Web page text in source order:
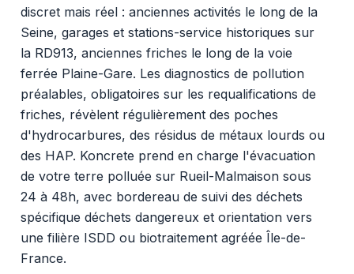
discret mais réel : anciennes activités le long de la
Seine, garages et stations-service historiques sur
la RD913, anciennes friches le long de la voie
ferrée Plaine-Gare. Les diagnostics de pollution
préalables, obligatoires sur les requalifications de
friches, révèlent régulièrement des poches
d'hydrocarbures, des résidus de métaux lourds ou
des HAP. Koncrete prend en charge l'évacuation
de votre terre polluée sur Rueil-Malmaison sous
24 à 48h, avec bordereau de suivi des déchets
spécifique déchets dangereux et orientation vers
une filière ISDD ou biotraitement agréée Île-de-
France.